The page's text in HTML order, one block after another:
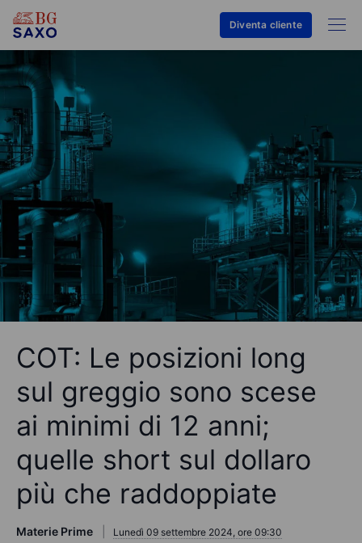
Diventa cliente
COT: Le posizioni long
sul greggio sono scese
ai minimi di 12 anni;
quelle short sul dollaro
più che raddoppiate
Materie Prime Lunedì 09 settembre 2024, ore 09:30